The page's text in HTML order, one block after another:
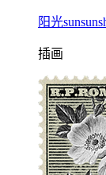
阳光
插画